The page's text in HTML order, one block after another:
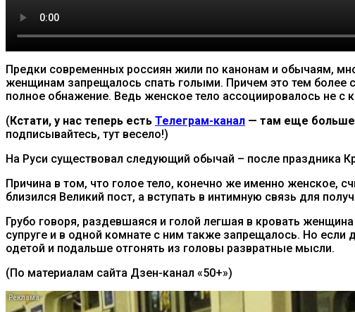
Предки современных россиян жили по канонам и обычаям,
женщинам запрещалось спать голыми. Причем это тем более
полное обнажение. Ведь женское тело ассоциировалось не с
( Кстати, у нас теперь есть Телеграм-канал — там еще больше
подписывайтесь, тут весело!)
На Руси существовал следующий обычай – после праздника
Причина в том, что голое тело, конечно же именно женское,
близился Великий пост, а вступать в интимную связь для
Грубо говоря, раздевшаяся и голой легшая в кровать
супруге и в одной комнате с ним также запрещалось. Но
одетой и подальше отгонять из головы развратные мысли.
(По материалам сайта Дзен-канал «50+»)